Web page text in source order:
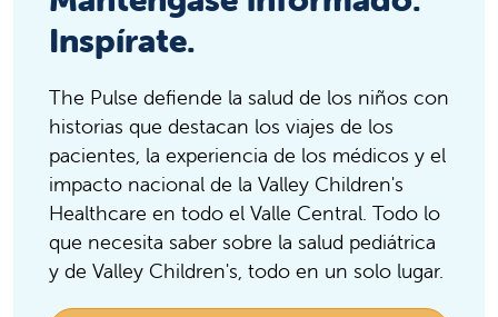
Clovis Community Medical Center
Clovis Community Medical
Center
Phone:
Community Regional Medical Center
Community Regional Medical
Center
Hospital
Inspírate.
The Pulse defiende la salud de los niños con
historias que destacan los viajes de los
pacientes, la experiencia de los médicos y el
impacto nacional de la Valley Children's
Healthcare en todo el Valle Central. Todo lo
que necesita saber sobre la salud pediátrica
y de Valley Children's, todo en un solo lugar.